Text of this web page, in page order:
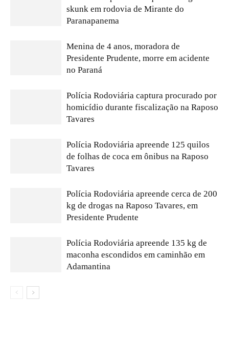
skunk em rodovia de Mirante do
Paranapanema
Menina de 4 anos, moradora de
Presidente Prudente, morre em acidente
no Paraná
Polícia Rodoviária captura procurado por
homicídio durante fiscalização na Raposo
Tavares
Polícia Rodoviária apreende 125 quilos
de folhas de coca em ônibus na Raposo
Tavares
Polícia Rodoviária apreende cerca de 200
kg de drogas na Raposo Tavares, em
Presidente Prudente
Polícia Rodoviária apreende 135 kg de
maconha escondidos em caminhão em
Adamantina